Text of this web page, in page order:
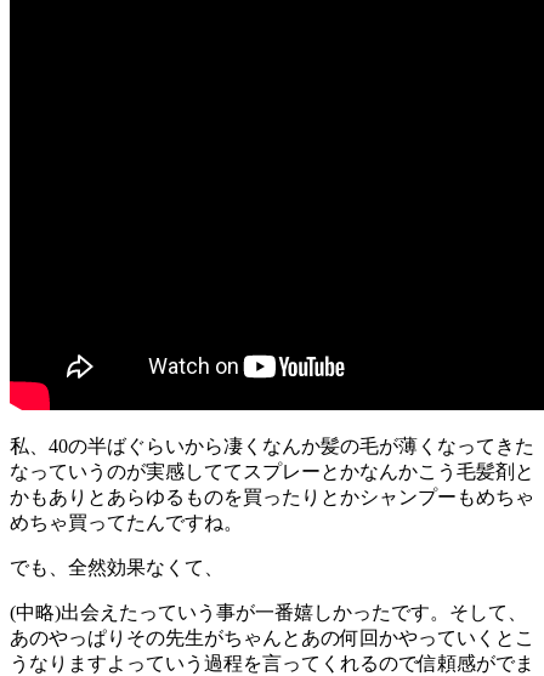
私、40の半ばぐらいから凄くなんか髪の毛が薄くなってきた
なっていうのが実感しててスプレーとかなんかこう毛髪剤と
かもありとあらゆるものを買ったりとかシャンプーもめちゃ
めちゃ買ってたんですね。
でも、全然効果なくて、
(中略)出会えたっていう事が一番嬉しかったです。そして、
あのやっぱりその先生がちゃんとあの何回かやっていくとこ
うなりますよっていう過程を言ってくれるので信頼感がでま